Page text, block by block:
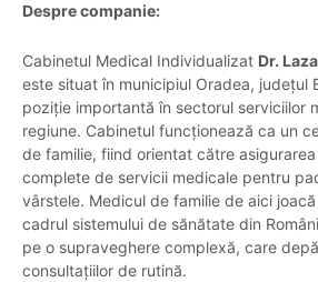
Despre companie:
Cabinetul Medical Individualizat Dr.
este situat în municipiul Oradea, județul
poziție importantă în sectorul serviciilor
regiune. Cabinetul funcționează ca un
de familie, fiind orientat către
complete de servicii medicale pentru
vârstele. Medicul de familie de aici
cadrul sistemului de sănătate din
pe o supraveghere complexă, care
consultațiilor de rutină.